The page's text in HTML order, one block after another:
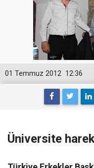
12:36
01 Temmuz 2012
Üniversite